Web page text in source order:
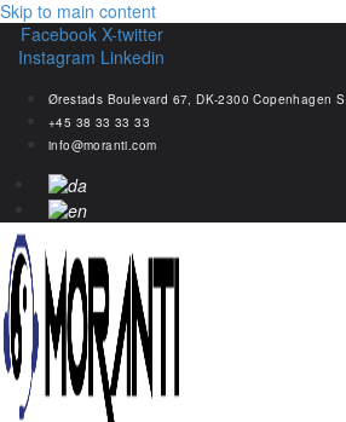
Skip to main content
Facebook X-twitter
Instagram Linkedin
Ørestads Boulevard 67, DK-2300 Copenhagen S
+45 38 33 33 33
info@moranti.com